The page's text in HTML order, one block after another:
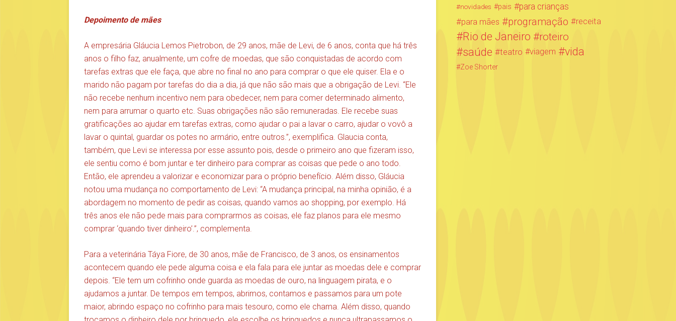
Depoimento de mães
A empresária Gláucia Lemos Pietrobon, de 29 anos, mãe de Levi, de 6 anos, conta que há três
anos o filho faz, anualmente, um cofre de moedas, que são conquistadas de acordo com
tarefas extras que ele faça, que abre no final no ano para comprar o que ele quiser. Ela e o
marido não pagam por tarefas do dia a dia, já que não são mais que a obrigação de Levi. “Ele
não recebe nenhum incentivo nem para obedecer, nem para comer determinado alimento,
nem para arrumar o quarto etc. Suas obrigações não são remuneradas. Ele recebe suas
gratificações ao ajudar em tarefas extras, como ajudar o pai a lavar o carro, ajudar o vovô a
lavar o quintal, guardar os potes no armário, entre outros.”, exemplifica. Glaucia conta,
também, que Levi se interessa por esse assunto pois, desde o primeiro ano que fizeram isso,
ele sentiu como é bom juntar e ter dinheiro para comprar as coisas que pede o ano todo.
Então, ele aprendeu a valorizar e economizar para o próprio benefício. Além disso, Gláucia
notou uma mudança no comportamento de Levi: “A mudança principal, na minha opinião, é a
abordagem no momento de pedir as coisas, quando vamos ao shopping, por exemplo. Há
três anos ele não pede mais para comprarmos as coisas, ele faz planos para ele mesmo
comprar ‘quando tiver dinheiro’.”, complementa.
Para a veterinária Táya Fiore, de 30 anos, mãe de Francisco, de 3 anos, os ensinamentos
acontecem quando ele pede alguma coisa e ela fala para ele juntar as moedas dele e comprar
depois. “Ele tem um cofrinho onde guarda as moedas de ouro, na linguagem pirata, e o
ajudamos a juntar. De tempos em tempos, abrimos, contamos e passamos para um pote
maior, abrindo espaço no cofrinho para mais tesouro, como ele chama. Além disso, quando
novidades pais
para crianças
para mães
programação receita
Rio de Janeiro roteiro
saúde teatro viagem vida
Zoe Shorter